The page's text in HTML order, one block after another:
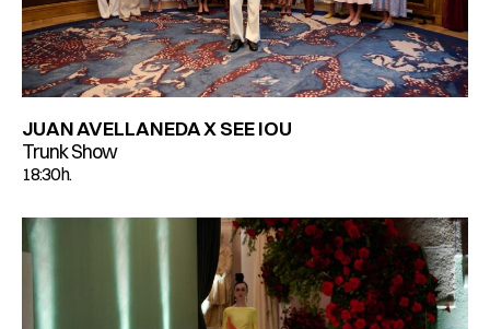
JUAN AVELLANEDA X SEE IOU
Trunk Show
18:30 h.